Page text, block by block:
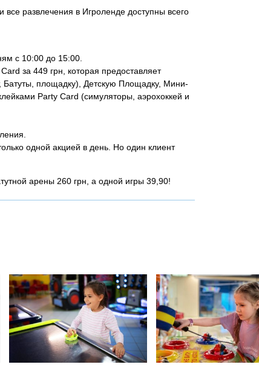
все развлечения в Игроленде доступны всего
с 10:00 до 15:00.
за 449 грн, которая предоставляет
Батуты, площадку), Детскую Площадку, Мини-
Party Card (симуляторы, аэрохоккей и
одной акцией в день. Но один клиент
арены 260 грн, а одной игры 39,90!